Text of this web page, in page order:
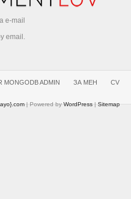
e-mail
email.
MONGODB ADMIN ЗА МЕН
CV
| Powered byWordPress|Sitemap